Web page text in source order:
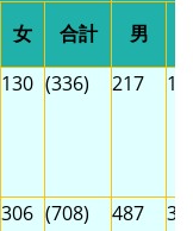
女 合計 男
130 (336) 217
306 (708) 487